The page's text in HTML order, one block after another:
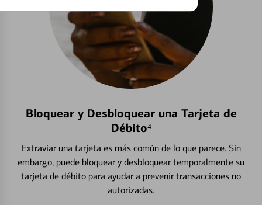
Bloquear y Desbloquear una Tarjeta de
Débito⁴
Extraviar una tarjeta es más común de lo que parece. Sin
embargo, puede bloquear y desbloquear temporalmente su
tarjeta de débito para ayudar a prevenir transacciones no
autorizadas.